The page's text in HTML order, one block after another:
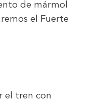
de mármol
el Fuerte
el tren con